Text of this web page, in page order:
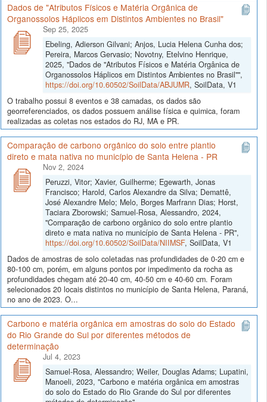
Dados de "Atributos Físicos e Matéria Orgânica de
Organossolos Háplicos em Distintos Ambientes no Brasil"
Sep 25, 2025
Ebeling, Adierson Gilvani; Anjos, Lucia Helena Cunha dos;
Pereira, Marcos Gervasio; Novotny, Etelvino Henrique,
2025, "Dados de "Atributos Físicos e Matéria Orgânica de
Organossolos Háplicos em Distintos Ambientes no Brasil"",
https://doi.org/10.60502/SoilData/ABJUMR, SoilData, V1
O trabalho possui 8 eventos e 38 camadas, os dados são
georreferenciados, os dados possuem análise física e quimica, foram
realizadas as coletas nos estados do RJ, MA e PR.
Comparação de carbono orgânico do solo entre plantio
direto e mata nativa no município de Santa Helena - PR
Nov 2, 2024
Peruzzi, Vitor; Xavier, Guilherme; Egewarth, Jonas
Francisco; Harold, Carlos Alexandre da Silva; Demattê,
José Alexandre Melo; Melo, Borges Marfrann Dias; Horst,
Taciara Zborowski; Samuel-Rosa, Alessandro, 2024,
"Comparação de carbono orgânico do solo entre plantio
direto e mata nativa no município de Santa Helena - PR",
https://doi.org/10.60502/SoilData/NIIMSF, SoilData, V1
Dados de amostras de solo coletadas nas profundidades de 0-20 cm e
80-100 cm, porém, em alguns pontos por impedimento da rocha as
profundidades chegam até 20-40 cm, 40-50 cm e 40-60 cm. Foram
selecionados 20 locais distintos no município de Santa Helena, Paraná,
no ano de 2023. O...
Carbono e matéria orgânica em amostras do solo do Estado
do Rio Grande do Sul por diferentes métodos de
determinação
Jul 4, 2023
Samuel-Rosa, Alessandro; Weiler, Douglas Adams; Lupatini,
Manoeli, 2023, "Carbono e matéria orgânica em amostras
do solo do Estado do Rio Grande do Sul por diferentes